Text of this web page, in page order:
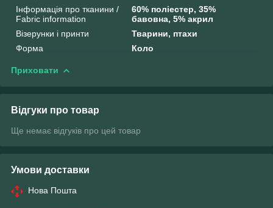
Інформація про тканини /
Fabric information
60% поліестер, 35%
бавовна, 5% акрил
Візерунки і принти
Тварини, птахи
Форма
Коло
Приховати
Відгуки про товар
Ще немає відгуків про цей товар
Умови доставки
Нова Пошта